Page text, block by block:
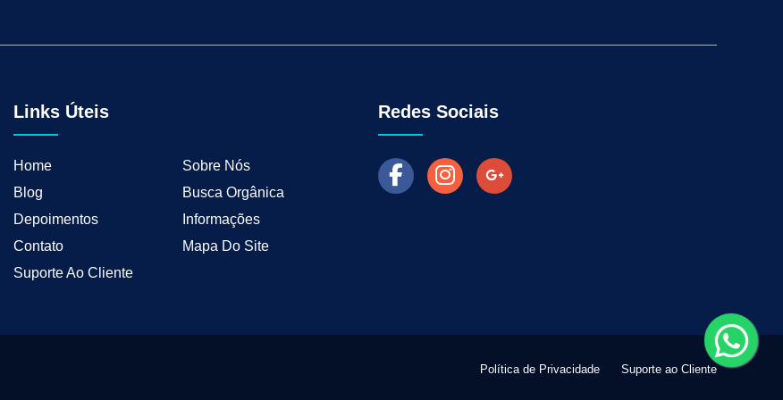
Marketing de Busca Industrial Marketing Industrial B2B Marketing para Empresas
Como Fazer Industria Vender Mais
Links Úteis
Home
Sobre Nós
Blog
Busca Orgânica
Depoimentos
Informações
Contato
Mapa Do Site
Suporte Ao Cliente
Redes Sociais
Política de Privacidade Suporte ao Cliente